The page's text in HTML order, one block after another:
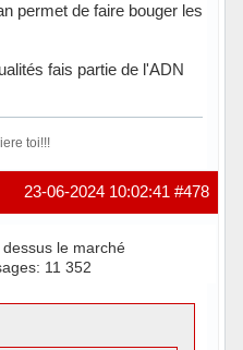
permet de faire bouger les
fais partie de l'ADN
toi!!!
#478
23-06-2024 10:02:41
le marché
11 352